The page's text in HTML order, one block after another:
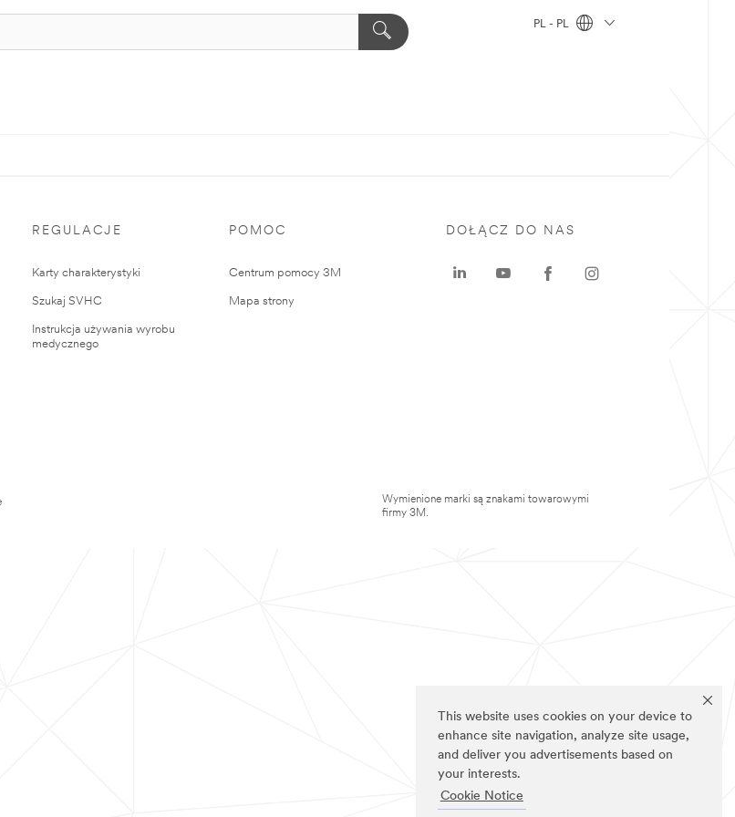
This website uses cookies on your device to
enhance site navigation, analyze site usage,
and deliver you advertisements based on
your interests.
Cookie Notice
PL - PL
REGULACJE
Karty charakterystyki
Szukaj SVHC
Instrukcja używania wyrobu
medycznego
POMOC
Centrum pomocy 3M
Mapa strony
DOŁĄCZ DO NAS
Wymienione marki są znakami towarowymi
firmy 3M.